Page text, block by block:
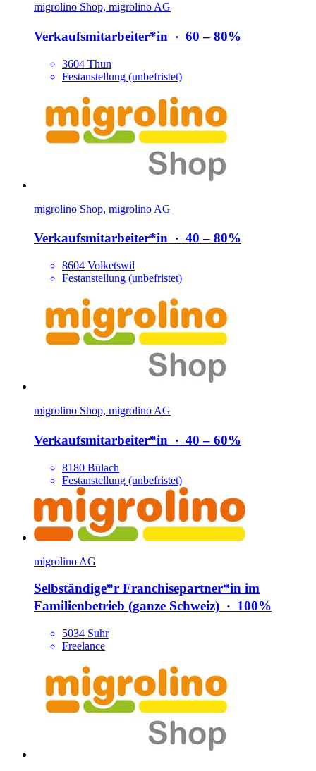
migrolino Shop, migrolino AG
Verkaufsmitarbeiter*​in ‧ 60 – 80%
3604 Thun
Festanstellung (unbefristet)
migrolino Shop, migrolino AG
Verkaufsmitarbeiter*​in ‧ 40 – 80%
8604 Volketswil
Festanstellung (unbefristet)
migrolino Shop, migrolino AG
Verkaufsmitarbeiter*​in ‧ 40 – 60%
8180 Bülach
Festanstellung (unbefristet)
migrolino AG
Selbständige*​r Franchisepartner*​in im
Familienbetrieb (ganze Schweiz) ‧ 100%
5034 Suhr
Freelance